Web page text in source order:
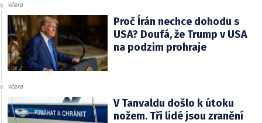
včera
Proč Írán nechce dohodu s
USA? Doufá, že Trump v USA
na podzim prohraje
včera
V Tanvaldu došlo k útoku
nožem. Tři lidé jsou zranění